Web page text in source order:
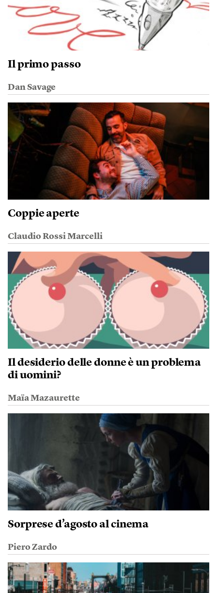
Il primo passo
Dan Savage
Coppie aperte
Claudio Rossi Marcelli
Il desiderio delle donne è un problema
di uomini?
Maïa Mazaurette
Sorprese d’agosto al cinema
Piero Zardo